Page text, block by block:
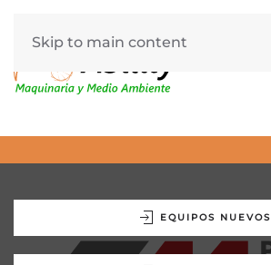
Skip to main content
EQUIPOS NUEVOS